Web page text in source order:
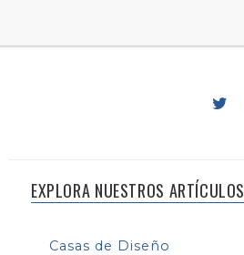
EXPLORA NUESTROS ARTÍCULOS
Casas de Diseño